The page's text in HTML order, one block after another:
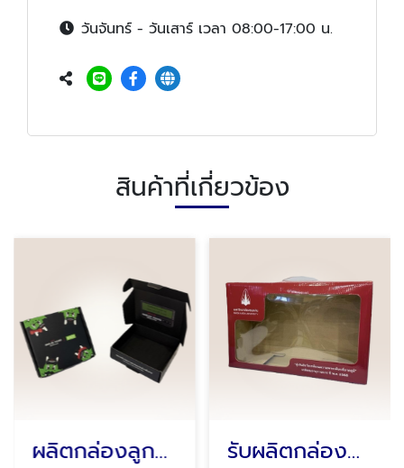
วันจันทร์ - วันเสาร์ เวลา 08:00-17:00 น.
สินค้าที่เกี่ยวข้อง
ผลิตกล่องลูกฟูกพิมพ์ลาย รับผลิตกล่องกระดาษเจาะหน้าต่าง